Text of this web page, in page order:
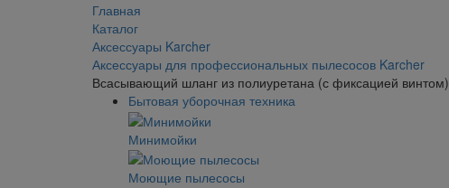
Главная
Каталог
Аксессуары Karcher
Аксессуары для профессиональных пылесосов Karcher
Всасывающий шланг из полиуретана (с фиксацией винтом)
Бытовая уборочная техника
Минимойки
Моющие пылесосы